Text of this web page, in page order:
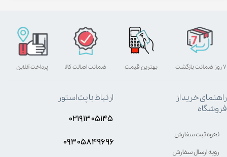
بهترین قیمت پرداخت آنلاین ۷ روز ضمانت بازگشت ضمانت اصالت کالا
راهنمای خرید از
فروشگاه
نحوه ثبت سفارش
رویه ارسال سفارش
ارتباط با پت استور
۰۲۱۹۱۳۰۵۱۴۵
۰۹۳۰۵8۴9696